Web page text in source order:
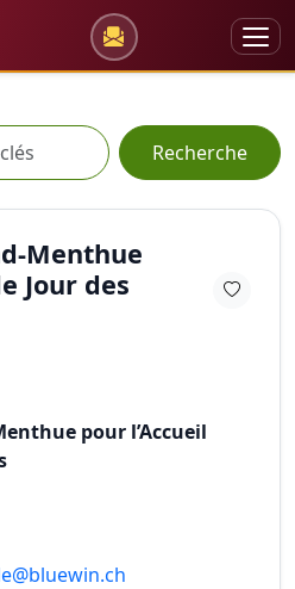
Recherche
Menthue
Jour des
pour l’Accueil